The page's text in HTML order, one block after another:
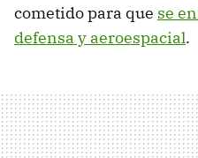
cometido para que se
defensa y aeroespacial.